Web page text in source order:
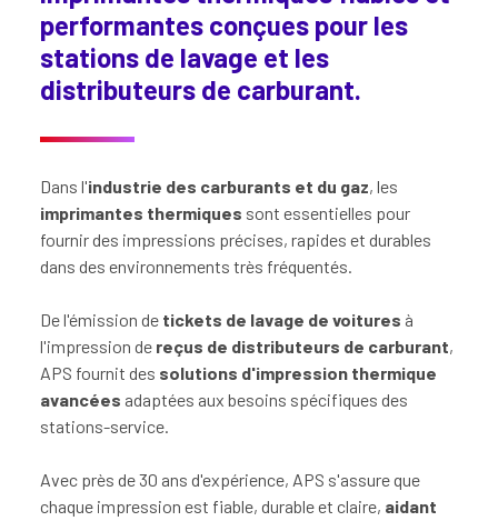
performantes conçues pour les
stations de lavage et les
distributeurs de carburant.
Dans l'industrie des carburants et du gaz, les
imprimantes thermiques sont essentielles pour
fournir des impressions précises, rapides et durables
dans des environnements très fréquentés.
De l'émission de tickets de lavage de voitures à
l'impression de reçus de distributeurs de carburant,
APS fournit des solutions d'impression thermique
avancées adaptées aux besoins spécifiques des
stations-service.
Avec près de 30 ans d'expérience, APS s'assure que
chaque impression est fiable, durable et claire, aidant